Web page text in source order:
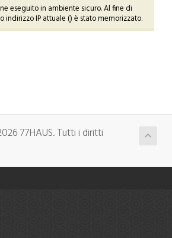
eseguito in ambiente sicuro. Al fine di
indirizzo IP attuale () è stato memorizzato.
77HAUS. Tutti i diritti